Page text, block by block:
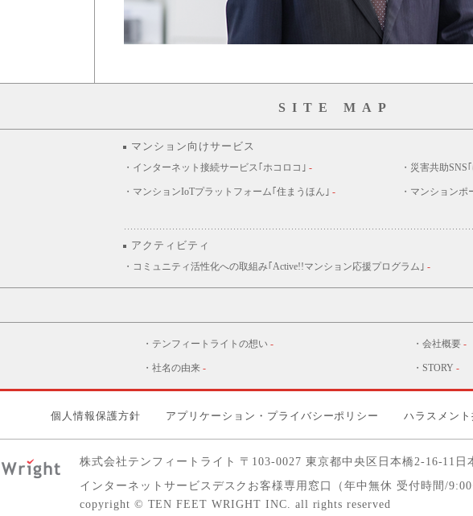
SITE MAP
マンション向けサービス
・インターネット接続サービス｢ホコロコ｣ - ・災害共助SNS
・マンションIoTプラットフォーム｢住まうほん｣ - ・マンションポ
アクティビティ
・コミュニティ活性化への取組み｢Active!!マンション応援プログラム｣ -
・テンフィートライトの想い - ・会社概要 -
・社名の由来 - ・STORY -
個人情報保護方針 アプリケーション・プライバシーポリシー ハラスメン
株式会社テンフィートライト 〒103-0027 東京都中央区日本橋2-16-11 日
インターネットサービスデスクお客様専用窓口（年中無休 受付時間/9:00
copyright © TEN FEET WRIGHT INC. all rights reserved